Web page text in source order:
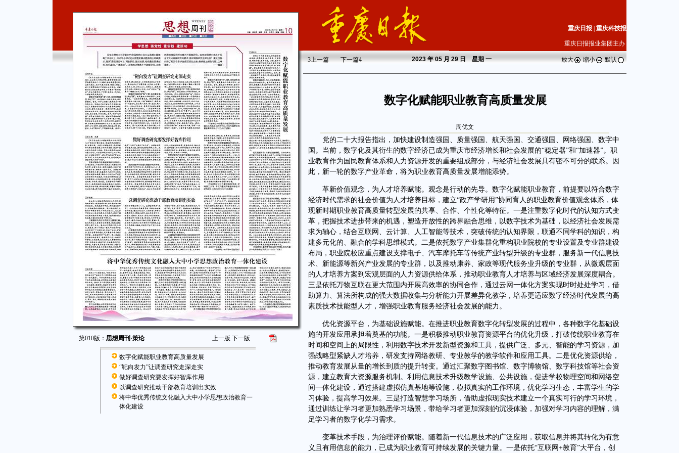
第010版： 思想周刊·策论 上一版 下一版
数字化赋能职业教育高质量发展
“靶向发力”让调查研究走深走实
做好调查研究要发挥好智库作用
以调查研究推动干部教育培训出实效
将中华优秀传统文化融入大中小学思想政治教育一
体化建设
重庆日报 重庆科技报
重庆日报报业集团主办
3上一篇 下一篇4 2023年 05 月 29 日 星期一 放大 缩小 默认
数字化赋能职业教育高质量发展
周优文
党的二十大报告指出，加快建设制造强国、质量强国、航天强国、交通强国、网络强国、数字中
国。当前，数字化及其衍生的数字经济已成为重庆市经济增长和社会发展的“稳定器”和“加速器”。职
业教育作为国民教育体系和人力资源开发的重要组成部分，与经济社会发展具有密不可分的联系。因
此，新一轮的数字产业革命，将为职业教育高质量发展增能添势。
革新价值观念，为人才培养赋能。观念是行动的先导。数字化赋能职业教育，前提要以符合数字
经济时代需求的社会价值为人才培养目标，建立“政产学研用”协同育人的职业教育价值观念体系，体
现新时期职业教育高质量转型发展的共享、合作、个性化等特征。一是注重数字化时代的认知方式变
革，把握技术进步带来的机遇，塑造开放性的跨界融合思维，以数字技术为基础，以经济社会发展需
求为轴心，结合互联网、云计算、人工智能等技术，突破传统的认知界限，联通不同学科的知识，构
建多元化的、融合的学科思维模式。二是依托数字产业集群化重构职业院校的专业设置及专业群建设
布局，职业院校应重点建设支撑电子、汽车摩托车等传统产业转型升级的专业群，服务新一代信息技
术、新能源等新兴产业发展的专业群，以及推动康养、家政等现代服务业升级的专业群，从微观层面
的人才培养方案到宏观层面的人力资源供给体系，推动职业教育人才培养与区域经济发展深度耦合。
三是依托万物互联在更大范围内开展高效率的协同合作，通过云网一体化方案实现时时处处学习，借
助算力、算法所构成的强大数据收集与分析能力开展差异化教学，培养更适应数字经济时代发展的高
素质技术技能型人才，增强职业教育服务经济社会发展的能力。
优化资源平台，为基础设施赋能。在推进职业教育数字化转型发展的过程中，各种数字化基础设
施的开发应用承担着奠基的功能。一是积极推动职业教育资源平台的优化升级，打破传统职业教育在
时间和空间上的局限性，利用数字技术开发新型资源和工具，提供广泛、多元、智能的学习资源，加
强战略型紧缺人才培养，研发支持网络教研、专业教学的教学软件和应用工具。二是优化资源供给，
推动教育发展从量的增长到质的提升转变。通过汇聚数字图书馆、数字博物馆、数字科技馆等社会资
源，建立教育大资源服务机制。利用信息技术升级教学设施、公共设施，促进学校物理空间和网络空
间一体化建设，通过搭建虚拟仿真基地等设施，模拟真实的工作环境，优化学习生态，丰富学生的学
习体验，提高学习效果。三是打造智慧学习场所，借助虚拟现实技术建立一个真实可行的学习环境，
通过训练让学习者更加熟悉学习场景，带给学习者更加深刻的沉浸体验，加强对学习内容的理解，满
足学习者的数字化学习需求。
变革技术手段，为治理评价赋能。随着新一代信息技术的广泛应用，获取信息并将其转化为有意
义且有用信息的能力，已成为职业教育可持续发展的关键力量。一是依托“互联网+教育”大平台，创